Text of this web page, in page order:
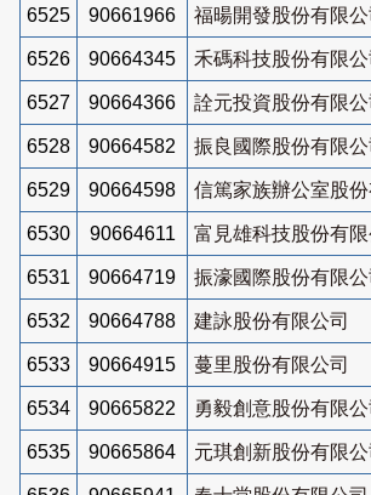
6525 90661966 福暘開發股份有限公
6526 90664345 禾碼科技股份有限公
6527 90664366 詮元投資股份有限公
6528 90664582 振良國際股份有限公
6529 90664598 信篤家族辦公室股份
6530 90664611 富見雄科技股份有限
6531 90664719 振濠國際股份有限公
6532 90664788 建詠股份有限公司
6533 90664915 蔓里股份有限公司
6534 90665822 勇毅創意股份有限公
6535 90665864 元琪創新股份有限公